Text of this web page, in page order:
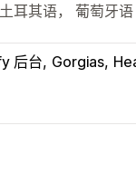
耳其语， 葡萄牙
后台 Gorgias